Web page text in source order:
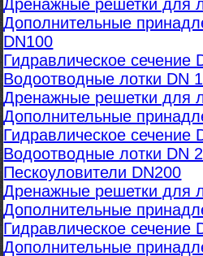
Дренажные решетки для
Дополнительные
DN100
Гидравлическое сечение
Водоотводные лотки DN
Дренажные решетки для
Дополнительные
Гидравлическое сечение
Водоотводные лотки DN
Пескоуловители DN200
Дренажные решетки для
Дополнительные
Гидравлическое сечение
Дополнительные